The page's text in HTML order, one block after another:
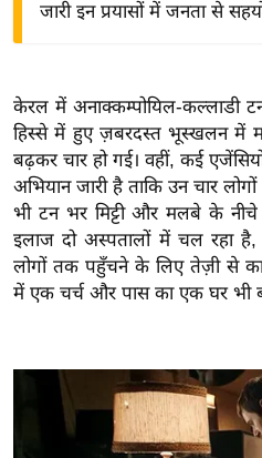
शे
ष
ज्ञ
रा
य
ब
ज
जारी इन प्रयासों में जनता से
केरल में अनाक्कम्पोयिल-कल्लाडी
हिस्से में हुए ज़बरदस्त भूस्खलन में
बढ़कर चार हो गई। वहीं, कई
अभियान जारी है ताकि उन चार
भी टन भर मिट्टी और मलबे के
इलाज दो अस्पतालों में चल रहा
लोगों तक पहुँचने के लिए तेज़ी से
में एक चर्च और पास का एक घर भी